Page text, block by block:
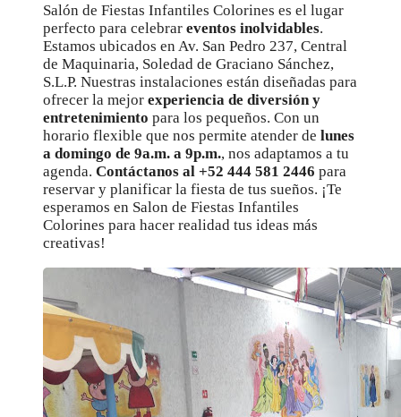
Salón de Fiestas Infantiles Colorines es el lugar
perfecto para celebrar eventos inolvidables.
Estamos ubicados en Av. San Pedro 237, Central
de Maquinaria, Soledad de Graciano Sánchez,
S.L.P. Nuestras instalaciones están diseñadas para
ofrecer la mejor experiencia de diversión y
entretenimiento para los pequeños. Con un
horario flexible que nos permite atender de lunes
a domingo de 9a.m. a 9p.m., nos adaptamos a tu
agenda. Contáctanos al +52 444 581 2446 para
reservar y planificar la fiesta de tus sueños. ¡Te
esperamos en Salon de Fiestas Infantiles
Colorines para hacer realidad tus ideas más
creativas!